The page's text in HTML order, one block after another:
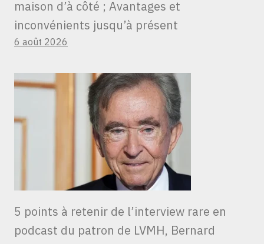
maison d’à côté ; Avantages et
inconvénients jusqu’à présent
6 août 2026
5 points à retenir de l’interview rare en
podcast du patron de LVMH, Bernard